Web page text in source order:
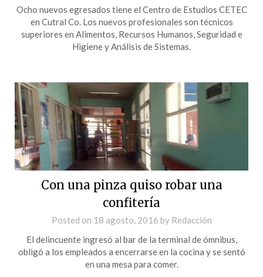
Ocho nuevos egresados tiene el Centro de Estudios CETEC
en Cutral Co. Los nuevos profesionales son técnicos
superiores en Alimentos, Recursos Humanos, Seguridad e
Higiene y Análisis de Sistemas.
Con una pinza quiso robar una
confitería
Posted on 18 agosto, 2016 by Redacción
El delincuente ingresó al bar de la terminal de ómnibus,
obligó a los empleados a encerrarse en la cocina y se sentó
en una mesa para comer.